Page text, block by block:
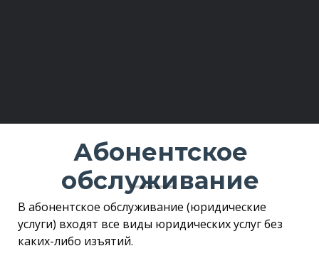
В абонентское обслуживание (юридические
услуги) входят все виды юридических услуг без
каких-либо изъятий.
Абонентское
обслуживание